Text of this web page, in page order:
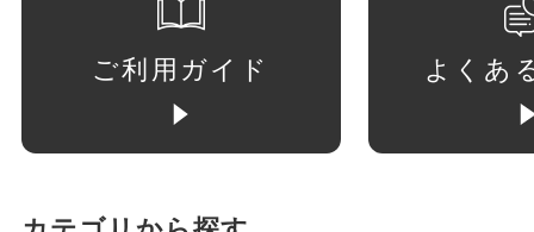
ご利用ガイド よくあ